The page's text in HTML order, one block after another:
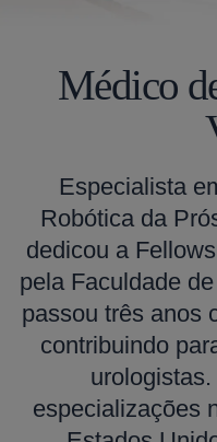
Médico
Especialista
Robótica da
dedicou a
pela Faculdade
passou três anos
contribuindo
especializações